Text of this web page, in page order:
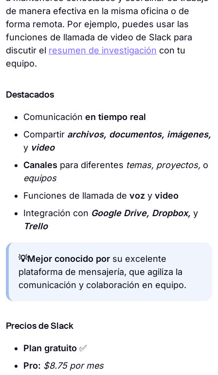
de manera efectiva en la misma oficina o de
forma remota. Por ejemplo, puedes usar las
funciones de llamada de video de Slack para
discutir el resumen de investigación con tu
equipo.
Destacados
Comunicación en tiempo real
Compartir archivos, documentos, imágenes,
y video
Canales para diferentes temas, proyectos, o
equipos
Funciones de llamada de voz y video
Integración con Google Drive, Dropbox, y
Trello
💡Mejor conocido por su excelente
plataforma de mensajería, que agiliza la
comunicación y colaboración en equipo.
Precios de Slack
Plan gratuito ✅
Pro: $8.75 por mes